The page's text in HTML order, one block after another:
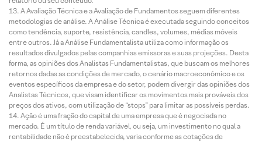
A Avaliação Técnica e a Avaliação de Fundamentos seguem diferentes
metodologias de análise. A Análise Técnica é executada seguindo conceitos
como tendência, suporte, resistência, candles, volumes, médias móveis
entre outros. Já a Análise Fundamentalista utiliza como informação os
resultados divulgados pelas companhias emissoras e suas projeções. Desta
forma, as opiniões dos Analistas Fundamentalistas, que buscam os melhores
retornos dadas as condições de mercado, o cenário macroeconômico e os
eventos específicos da empresa e do setor, podem divergir das opiniões dos
Analistas Técnicos, que visam identificar os movimentos mais prováveis dos
preços dos ativos, com utilização de “stops” para limitar as possíveis perdas.
Ação é uma fração do capital de uma empresa que é negociada no
mercado. É um título de renda variável, ou seja, um investimento no qual a
rentabilidade não é preestabelecida, varia conforme as cotações de